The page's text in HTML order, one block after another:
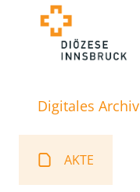
Digitales Archiv
AKTE